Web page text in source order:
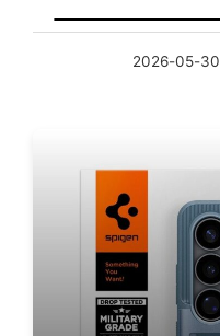
2026-05-30